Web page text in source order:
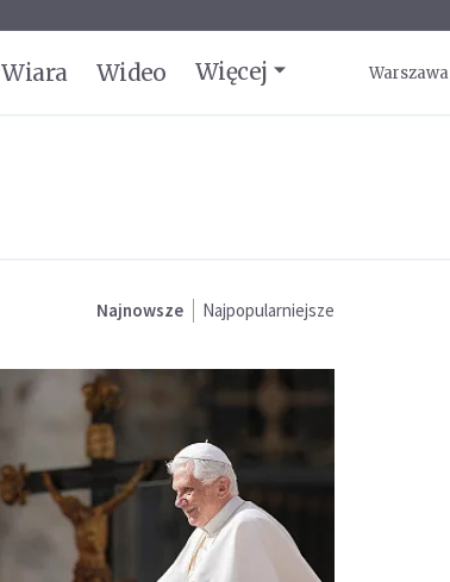
Wiara Wideo Więcej Warszawa
Najnowsze Najpopularniejsze